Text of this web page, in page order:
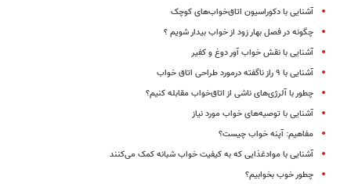
آشنایی با دکوراسیون اتاق‌خواب‌های کوچک
چگونه در فصل بهار زود از خواب بیدار شویم ؟
آشنایی با نقش خواب آور دوغ و کفیر
آشنایی با ۹ راز ناگفته درمورد طراحی اتاق خواب
چطور با آلرژی‌های ناشی از اتاق‌خواب مقابله کنیم؟
آشنایی با توصیه‌های خواب مورد نیاز
مفاهیم: آپنه خواب چیست؟
آشنایی با مواد‌غذایی که به کیفیت خواب شبانه کمک می‌کنند
چطور خوب بخوابیم؟